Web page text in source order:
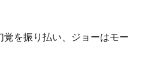
を振り払い、ジョーはモー